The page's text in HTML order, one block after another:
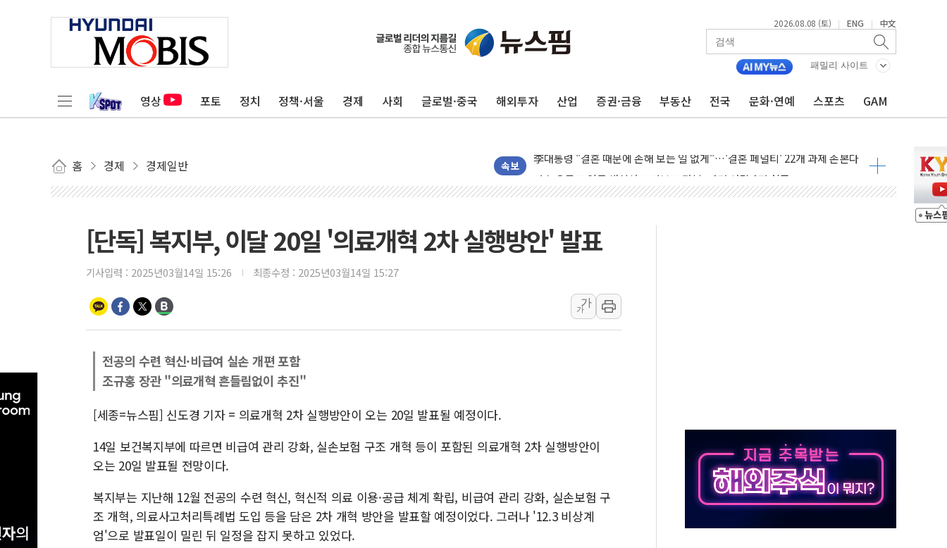
2026.08.08 (토) | ENG | 中文
패밀리 사이트
영상 포토 정치 정책·서울 경제 사회 글로벌·중국 해외투자 산업 증권·금융 부동산 전국 문화·연예 스포츠 GAM
홈 경제 경제일반 속보
美, 이란전 출구전략 만지작…공습 한계·탄약 부족 현실화
폐기물 수거하다 참변…60대 환경미화원 수거차에 치여 사망
서울 중랑구 주택가서 흉기 난동…60대 남성 2명 숨져
여수 오동도 인근 해상서 모터보트 전복…1명 사망·1명 실종
추미애, '위안부' 피해자 기림의 날 참석..."국제적 시민 연대로 목소리 내야"
인천서 말다툼 중 어머니 흉기 살해 10대 아들 체포
'화합' 꺼낸 김민석에 '뻔뻔' 받아친 정청래…제주 연설서 신경전 고조
동해중부 전 해상 풍랑주의보…10일까지 최대 3.5m 높은 물결
연일 폭염에 온열질환 사망 23명…정부, 비상대응기구 가동
中 전방위 아파트 부양, 수도 베이징도 부동산 규제 철폐
폭염에 車 운전면허 기능시험 오전 집중 편성…체감온도 38도 넘으면 중단
李대통령, 'ISA·주가누르기 방지법' 전면 재검토 지시
[단독] 복지부, 이달 20일 '의료개혁 2차 실행방안' 발표
기사입력 : 2025년03월14일 15:26 최종수정 : 2025년03월14일 15:27
가
가
전공의 수련 혁신·비급여 실손 개편 포함
조규홍 장관 "의료개혁 흔들림없이 추진"
[세종=뉴스핌] 신도경 기자 = 의료개혁 2차 실행방안이 오는 20일 발표될 예정이다.
14일 보건복지부에 따르면 비급여 관리 강화, 실손보험 구조 개혁 등이 포함된 의료개혁 2차 실행방안이
오는 20일 발표될 전망이다.
복지부는 지난해 12월 전공의 수련 혁신, 혁신적 의료 이용·공급 체계 확립, 비급여 관리 강화, 실손보험 구
조 개혁, 의료사고처리특례법 도입 등을 담은 2차 개혁 방안을 발표할 예정이었다. 그러나 '12.3 비상계
엄'으로 발표일이 밀린 뒤 일정을 잡지 못하고 있었다.